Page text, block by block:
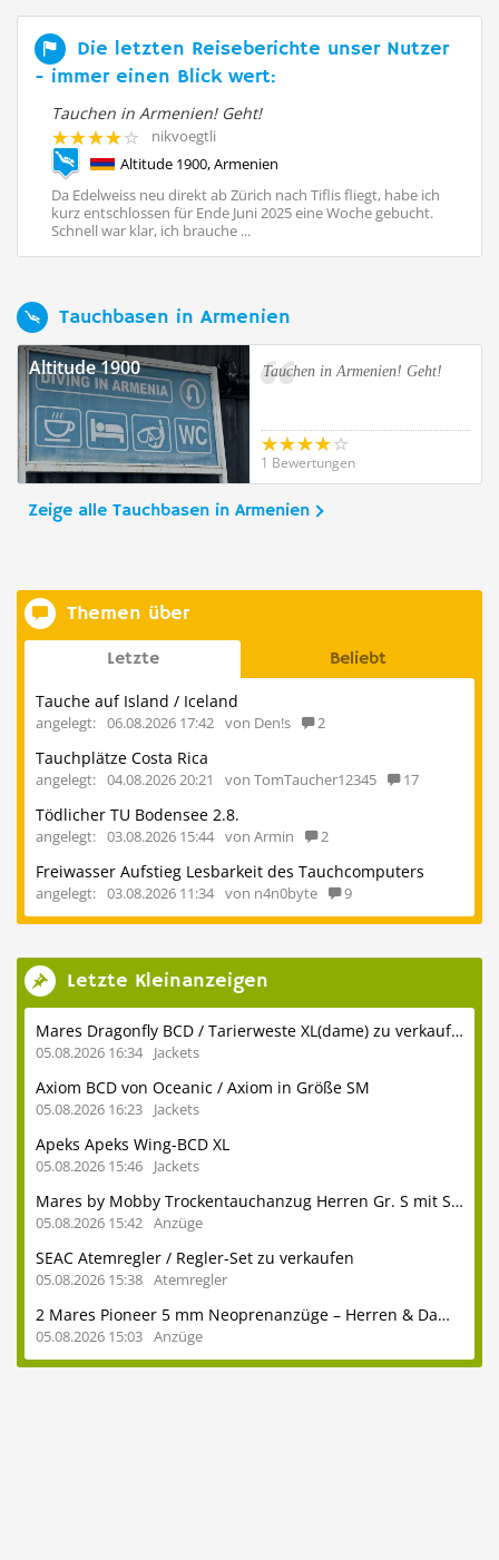
Die letzten Reiseberichte unser Nutzer
- immer einen Blick wert:
Tauchen in Armenien! Geht!
nikvoegtli
Altitude 1900, Armenien
Da Edelweiss neu direkt ab Zürich nach Tiflis fliegt, habe ich
kurz entschlossen für Ende Juni 2025 eine Woche gebucht.
Schnell war klar, ich brauche ...
Tauchbasen in Armenien
Altitude 1900 Tauchen in Armenien! Geht!
1 Bewertungen
Zeige alle Tauchbasen in Armenien
Themen über
Letzte Beliebt
Tauche auf Island / Iceland
angelegt: 06.08.2026 17:42 von Den!s 2
Tauchplätze Costa Rica
angelegt: 04.08.2026 20:21 von TomTaucher12345 17
Tödlicher TU Bodensee 2.8.
angelegt: 03.08.2026 15:44 von Armin 2
Freiwasser Aufstieg Lesbarkeit des Tauchcomputers
angelegt: 03.08.2026 11:34 von n4n0byte 9
Letzte Kleinanzeigen
Mares Dragonfly BCD / Tarierweste XL(dame) zu verkaufen
05.08.2026 16:34 Jackets
Axiom BCD von Oceanic / Axiom in Größe SM
05.08.2026 16:23 Jackets
Apeks Apeks Wing-BCD XL
05.08.2026 15:46 Jackets
Mares by Mobby Trockentauchanzug Herren Gr. S mit Stiefeln 41
05.08.2026 15:42 Anzüge
SEAC Atemregler / Regler-Set zu verkaufen
05.08.2026 15:38 Atemregler
2 Mares Pioneer 5 mm Neoprenanzüge – Herren & Damen – auch einzeln erhältlich - ideal für heimische Seen und das Mittelmeer
05.08.2026 15:03 Anzüge